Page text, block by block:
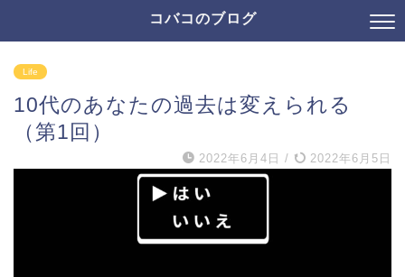
コバコのブログ
Life
10代のあなたの過去は変えられる
（第1回）
2022年6月4日 / 2022年6月5日